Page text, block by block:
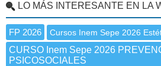
LO MÁS INTERESANTE EN LA
FP 2026 Cursos Inem Sepe 2026
CURSO Inem Sepe 2026
PSICOSOCIALES